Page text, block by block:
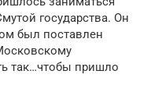
государства. Он
был поставлен
так…чтобы пришло